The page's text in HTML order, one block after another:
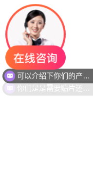
你们是是需要贴片还是插件灯珠呢？